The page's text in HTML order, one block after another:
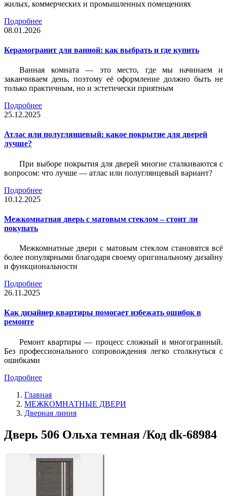
жилых, коммерческих и промышленных помещениях
Подробнее
08.01.2026
Керамогранит для ванной: как выбрать и где купить
Ванная комната — это место, где мы начинаем и
заканчиваем день, поэтому её оформление должно быть не
только практичным, но и эстетически приятным
Подробнее
25.12.2025
Атлас или полуглянцевый: какое покрытие для дверей
лучше?
При выборе покрытия для дверей многие сталкиваются с
вопросом: что лучше — атлас или полуглянцевый вариант?
Подробнее
10.12.2025
Межкомнатная дверь с матовым стеклом – стоит ли
покупать
Межкомнатные двери с матовым стеклом становятся всё
более популярными благодаря своему оригинальному дизайну
и функциональности
Подробнее
26.11.2025
Как дизайнер квартиры помогает избежать ошибок в
ремонте
Ремонт квартиры — процесс сложный и многогранный.
Без профессионального сопровождения легко столкнуться с
ошибками
Подробнее
Главная
МЕЖКОМНАТНЫЕ ДВЕРИ
Дверная линия
Дверь 506 Ольха темная /Код dk-68984